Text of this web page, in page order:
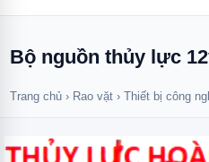
Bộ nguồn thủy lực
Trang chủ › Rao vặt › Thiết bị công